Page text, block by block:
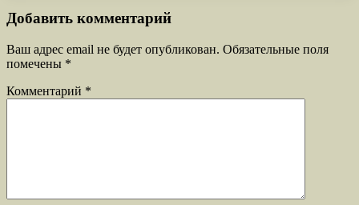
Добавить комментарий
Ваш адрес email не будет опубликован. Обязательные поля
помечены *
Комментарий *